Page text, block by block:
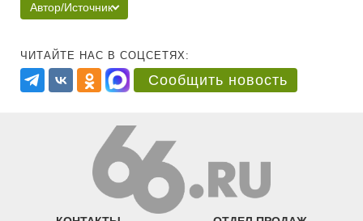
Автор/Источник
ЧИТАЙТЕ НАС В СОЦСЕТЯХ:
Сообщить новость